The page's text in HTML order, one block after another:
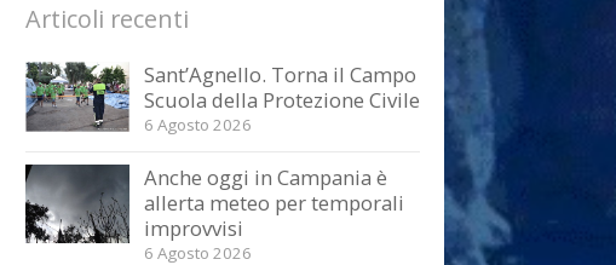
Articoli recenti
Sant’Agnello. Torna il Campo
Scuola della Protezione Civile
6 Agosto 2026
Anche oggi in Campania è
allerta meteo per temporali
improvvisi
6 Agosto 2026